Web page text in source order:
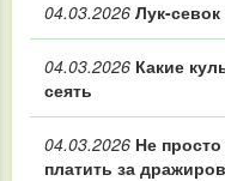
04.03.2026 Лук-
04.03.2026 Какие
сеять
04.03.2026 Не
платить за